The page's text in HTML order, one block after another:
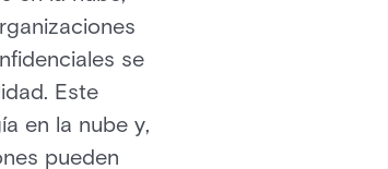
se
Este
en la nube y,
pueden